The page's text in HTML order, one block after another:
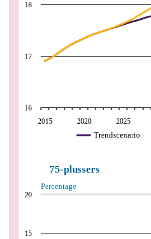
Trendscenario
2015 2020 2025
16
17
18
Percentage
75-plussers
15
20